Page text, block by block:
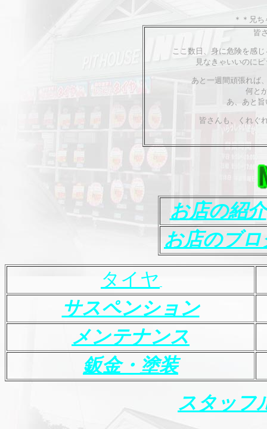
＊＊兄
皆
ここ数日、身に危険を感
見なきゃいいのに
あと一週間頑張れば
何と
あ、あと
皆さんも、 くれぐ
お店の紹介
お店のブロ
タイヤ
サスペンション
メンテナンス
鈑金・塗装
スタッフ